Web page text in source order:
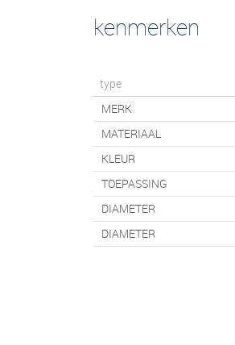
kenmerken
type
MERK
MATERIAAL
KLEUR
TOEPASSING
DIAMETER
DIAMETER